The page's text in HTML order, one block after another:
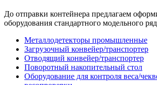
До отправки контейнера предлагаем
оборудования стандартного модельного
Металлодетекторы промышленные
Загрузочный конвейер/транспортер
Отводящий конвейер/транспортер
Поворотный накопительный стол
Оборудование для контроля веса/